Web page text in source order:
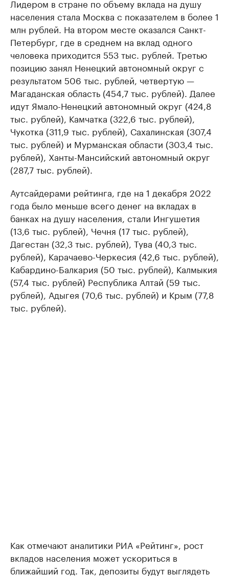
Лидером в стране по объему вклада на душу
населения стала Москва с показателем в более 1
млн рублей. На втором месте оказался Санкт-
Петербург, где в среднем на вклад одного
человека приходится 553 тыс. рублей. Третью
позицию занял Ненецкий автономный округ с
результатом 506 тыс. рублей, четвертую —
Магаданская область (454,7 тыс. рублей). Далее
идут Ямало-Ненецкий автономный округ (424,8
тыс. рублей), Камчатка (322,6 тыс. рублей),
Чукотка (311,9 тыс. рублей), Сахалинская (307,4
тыс. рублей) и Мурманская области (303,4 тыс.
рублей), Ханты-Мансийский автономный округ
(287,7 тыс. рублей).
Аутсайдерами рейтинга, где на 1 декабря 2022
года было меньше всего денег на вкладах в
банках на душу населения, стали Ингушетия
(13,6 тыс. рублей), Чечня (17 тыс. рублей),
Дагестан (32,3 тыс. рублей), Тува (40,3 тыс.
рублей), Карачаево-Черкесия (42,6 тыс. рублей),
Кабардино-Балкария (50 тыс. рублей), Калмыкия
(57,4 тыс. рублей) Республика Алтай (59 тыс.
рублей), Адыгея (70,6 тыс. рублей) и Крым (77,8
тыс. рублей).
Как отмечают аналитики РИА «Рейтинг», рост
вкладов населения может ускориться в
ближайший год. Так, депозиты будут выглядеть